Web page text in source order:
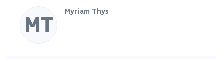
MT Myriam Thys